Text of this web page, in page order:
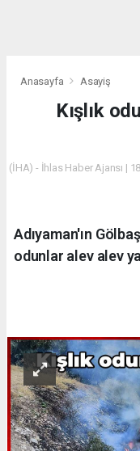
Anasayfa Asayiş
Kışlık
(İHA) - İhlas Haber Ajansı |
Adıyaman'ın
odunlar alev alev